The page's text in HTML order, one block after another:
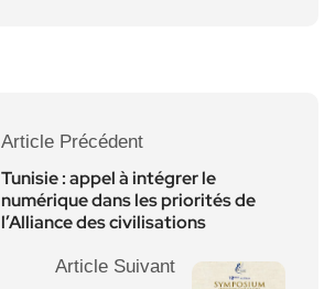
Article Précédent
Tunisie : appel à intégrer le
numérique dans les priorités de
l’Alliance des civilisations
Article Suivant